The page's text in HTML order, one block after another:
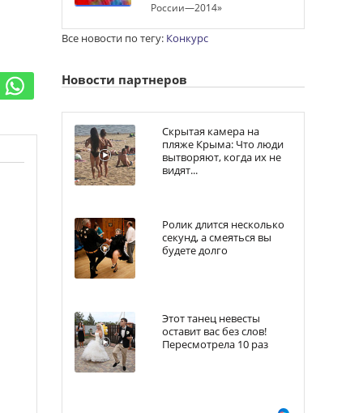
России—2014»
Все новости по тегу: Конкурс
Новости партнеров
Скрытая камера на
пляже Крыма: Что люди
вытворяют, когда их не
видят...
Ролик длится несколько
секунд, а смеяться вы
будете долго
Этот танец невесты
оставит вас без слов!
Пересмотрела 10 раз